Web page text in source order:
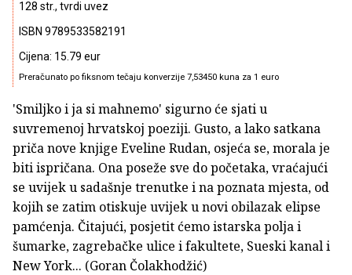
128 str., tvrdi uvez
ISBN 9789533582191
Cijena: 15.79 eur
Preračunato po fiksnom tečaju konverzije 7,53450 kuna za 1 euro
'Smiljko i ja si mahnemo' sigurno će sjati u
suvremenoj hrvatskoj poeziji. Gusto, a lako satkana
priča nove knjige Eveline Rudan, osjeća se, morala je
biti ispričana. Ona poseže sve do početaka, vraćajući
se uvijek u sadašnje trenutke i na poznata mjesta, od
kojih se zatim otiskuje uvijek u novi obilazak elipse
pamćenja. Čitajući, posjetit ćemo istarska polja i
šumarke, zagrebačke ulice i fakultete, Sueski kanal i
New York... (Goran Čolakhodžić)